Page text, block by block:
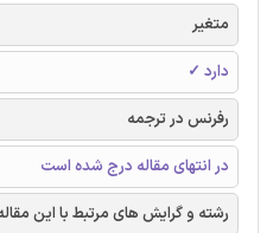
متغیر
دارد ✓
رفرنس در ترجمه
در انتهای مقاله درج شده است
رشته و گرایش های مرتبط با این